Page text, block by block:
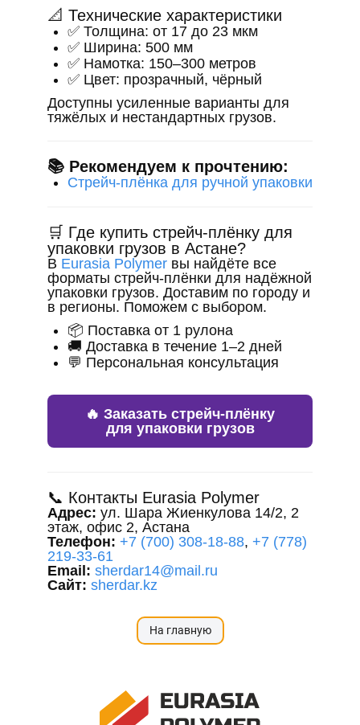
📐 Технические характеристики
✅ Толщина: от 17 до 23 мкм
✅ Ширина: 500 мм
✅ Намотка: 150–300 метров
✅ Цвет: прозрачный, чёрный
Доступны усиленные варианты для
тяжёлых и нестандартных грузов.
📚 Рекомендуем к прочтению:
Стрейч-плёнка для ручной упаковки
🛒 Где купить стрейч-плёнку для
упаковки грузов в Астане?
В Eurasia Polymer вы найдёте все
форматы стрейч-плёнки для надёжной
упаковки грузов. Доставим по городу и
в регионы. Поможем с выбором.
📦 Поставка от 1 рулона
🚚 Доставка в течение 1–2 дней
💬 Персональная консультация
🔥 Заказать стрейч-плёнку
для упаковки грузов
📞 Контакты Eurasia Polymer
Адрес: ул. Шара Жиенкулова 14/2, 2
этаж, офис 2, Астана
Телефон: +7 (700) 308-18-88, +7 (778)
219-33-61
Email: sherdar14@mail.ru
Сайт: sherdar.kz
На главную